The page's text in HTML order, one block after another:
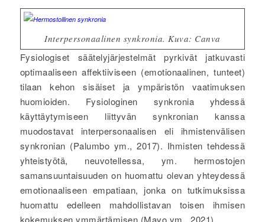
Interpersonaalinen synkronia. Kuva: Canva
Fysiologiset säätelyjärjestelmät pyrkivät jatkuvasti
optimaaliseen affektiiviseen (emotionaalinen, tunteet)
tilaan kehon sisäiset ja ympäristön vaatimuksen
huomioiden. Fysiologinen synkronia yhdessä
käyttäytymiseen liittyvän synkronian kanssa
muodostavat interpersonaalisen eli ihmistenvälisen
synkronian (Palumbo ym., 2017). Ihmisten tehdessä
yhteistyötä, neuvotellessa, ym. hermostojen
samansuuntaisuuden on huomattu olevan yhteydessä
emotionaaliseen empatiaan, jonka on tutkimuksissa
huomattu edelleen mahdollistavan toisen ihmisen
kokemuksen ymmärtämisen (Mayo ym., 2021).